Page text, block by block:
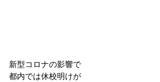
新型コロナの影響で
都内では休校明けが